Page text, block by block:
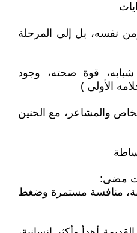
نفسه، بل إلى المرحلة
قوة صحته، وجود
الأولى )
والمشاعر، مع الحنين
مضى:
منافسة مستمرة وضغط